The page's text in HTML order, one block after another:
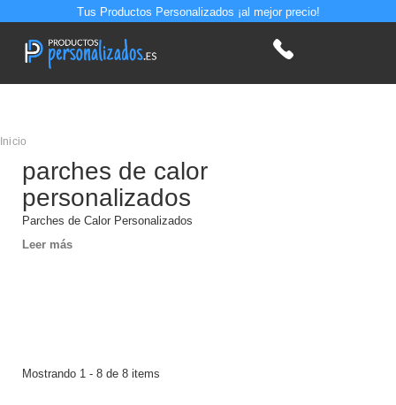
Tus Productos Personalizados ¡al mejor precio!
Inicio
parches de calor
personalizados
Parches de Calor Personalizados
Leer más
Mostrando 1 - 8 de 8 items